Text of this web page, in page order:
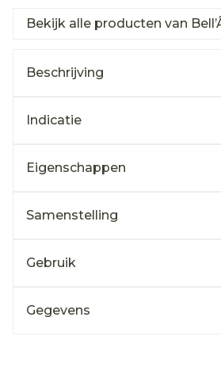
Bekijk alle producten van
Beschrijving
Indicatie
Eigenschappen
Samenstelling
Gebruik
Gegevens